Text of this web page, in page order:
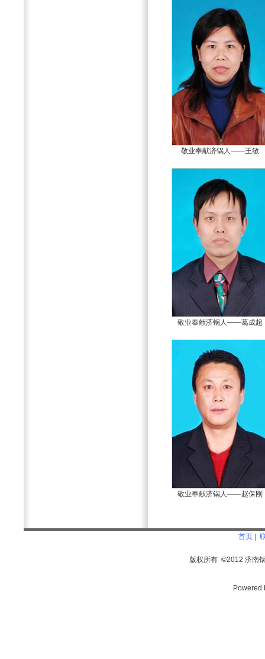
敬业奉献济锅人——王敏
敬业奉献济锅人——葛成超
敬业奉献济锅人——赵保刚
首页
版权所有 ©2012 济南
Powered